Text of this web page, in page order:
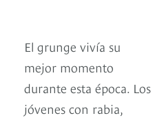
El grunge vivía su
mejor momento
durante esta época. Los
jóvenes con rabia,